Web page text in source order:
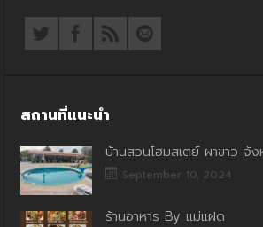
สถานที่แนะนำ
บ้านสวนโฮมสเตย์ ผาขาว จั
September 10, 2024
ร้านอาหาร By แม่แฝด